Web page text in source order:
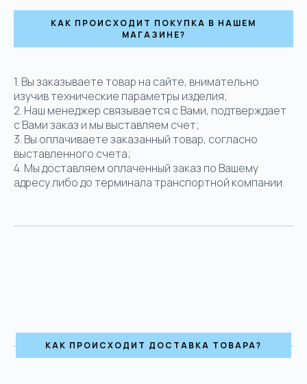
КАК ПРОИСХОДИТ ПОКУПКА В НАШЕМ
МАГАЗИНЕ?
1. Вы заказываете товар на сайте, внимательно
изучив технические параметры изделия;
2. Наш менеджер связывается с Вами, подтверждает
с Вами заказ и мы выставляем счет;
3. Вы оплачиваете заказанный товар, согласно
выставленного счета;
4. Мы доставляем оплаченный заказ по Вашему
адресу либо до терминала транспортной компании.
КАК ПРОИСХОДИТ ДОСТАВКА ТОВАРА?